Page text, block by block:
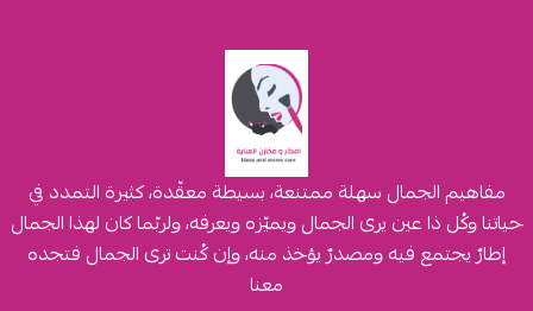
مفاهيم الجمال سهلة ممتنعة، بسيطة معقّدة، كثيرة التمدد في
حياتنا وكُل ذا عين يرى الجمال ويميّزه ويعرفه، ولربّما كان لهذا الجمال
إطارٌ يجتمع فيه ومصدرٌ يؤخذ منه، وإن كُنت ترى الجمال فتجده
معنا